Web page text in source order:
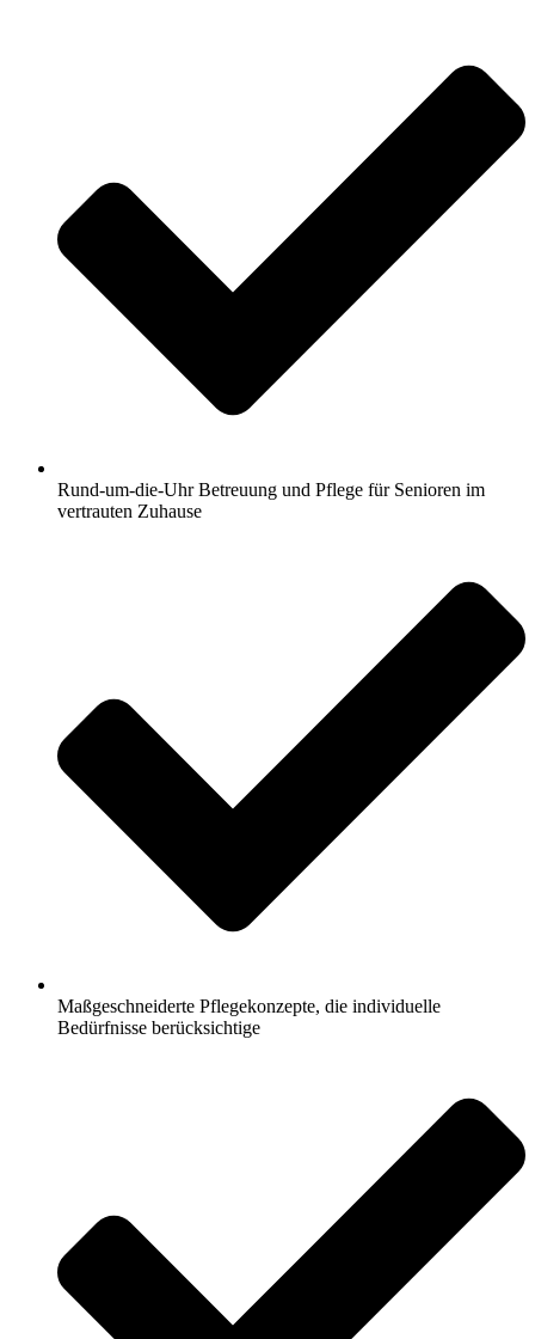
Rund-um-die-Uhr Betreuung und Pflege für Senioren im
vertrauten Zuhause
Maßgeschneiderte Pflegekonzepte, die individuelle
Bedürfnisse berücksichtige